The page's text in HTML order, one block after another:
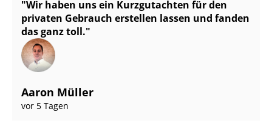
Wir haben uns ein Kurzgutachten für den
privaten Gebrauch erstellen lassen und fanden
das ganz toll.
Aaron Müller
vor 5 Tagen